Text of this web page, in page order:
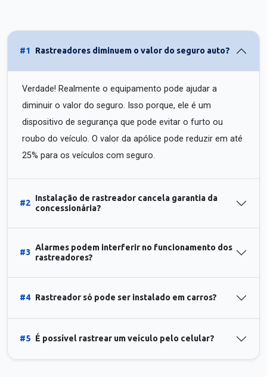
#1 Rastreadores diminuem o valor do seguro auto?
Verdade! Realmente o equipamento pode ajudar a
diminuir o valor do seguro. Isso porque, ele é um
dispositivo de segurança que pode evitar o furto ou
roubo do veículo. O valor da apólice pode reduzir em até
25% para os veículos com seguro.
#2
Instalação de rastreador cancela garantia da
concessionária?
#3
Alarmes podem interferir no funcionamento dos
rastreadores?
#4 Rastreador só pode ser instalado em carros?
#5 É possível rastrear um veículo pelo celular?